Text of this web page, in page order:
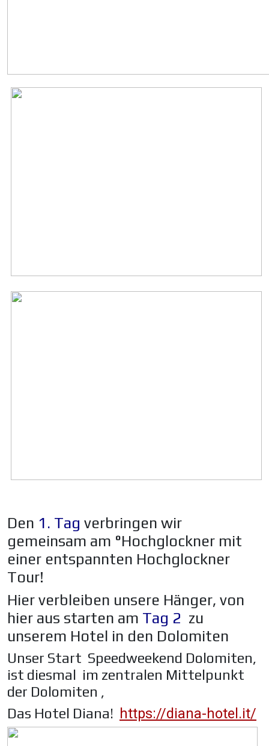
Den 1. Tag verbringen wir
gemeinsam am °Hochglockner mit
einer entspannten Hochglockner
Tour!
Hier verbleiben unsere Hänger, von
hier aus starten am Tag 2 zu
unserem Hotel in den Dolomiten
Unser Start Speedweekend Dolomiten,
ist diesmal im zentralen Mittelpunkt
der Dolomiten ,
Das Hotel Diana! https://diana-hotel.it/